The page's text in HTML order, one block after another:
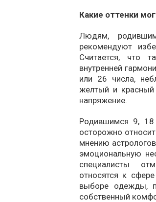
Какие оттенки
Людям,
рекомендуют
Считается, что
внутренней
или 26 числа,
желтый и красный
напряжение.
Родившимся 9, 18
осторожно
мнению
эмоциональную
специалисты
относятся к
выборе одежды,
собственный